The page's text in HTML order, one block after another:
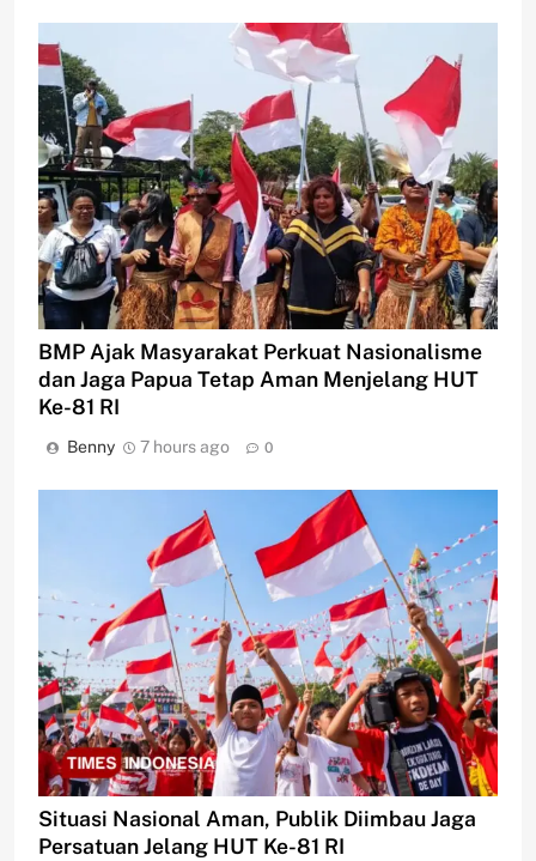
BMP Ajak Masyarakat Perkuat Nasionalisme
dan Jaga Papua Tetap Aman Menjelang HUT
Ke-81 RI
Benny 7 hours ago 0
Situasi Nasional Aman, Publik Diimbau Jaga
Persatuan Jelang HUT Ke-81 RI